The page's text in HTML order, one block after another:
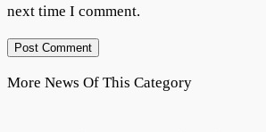
next time I comment.
More News Of This Category